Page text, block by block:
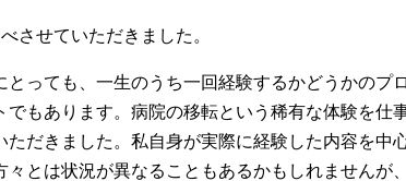
させていただきました。
っても、一生のうち一回経験するかどうかのプ
もあります。病院の移転という稀有な体験を仕
だきました。私自身が実際に経験した内容を中
とは状況が異なることもあるかもしれませんが